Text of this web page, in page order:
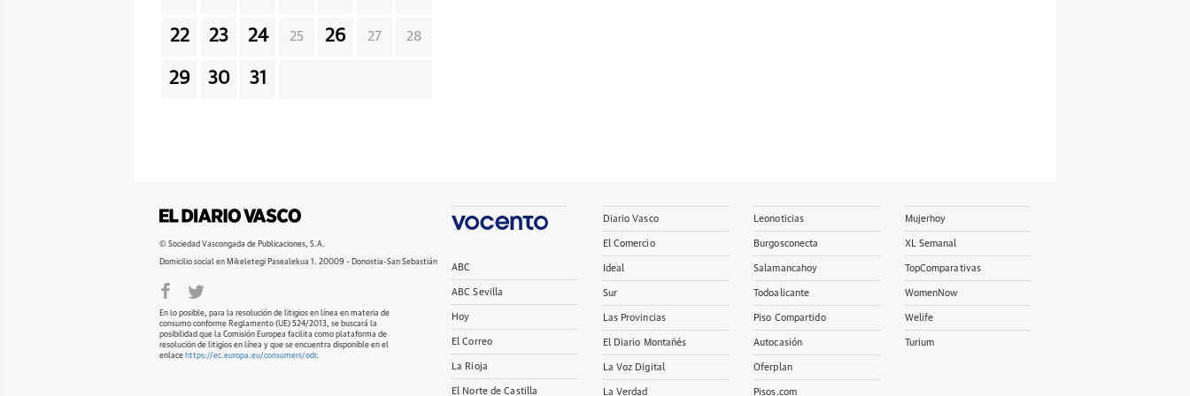
22 23 24 25 26 27 28
29 30 31
© Sociedad Vascongada de Publicaciones, S.A.
Domicilio social en Mikeletegi Pasealekua 1. 20009 - Donostia-San Sebastián
En lo posible, para la resolución de litigios en línea en materia de
consumo conforme Reglamento (UE) 524/2013, se buscará la
posibilidad que la Comisión Europea facilita como plataforma de
resolución de litigios en línea y que se encuentra disponible en el
enlace https://ec.europa.eu/consumers/odr.
ABC
ABC Sevilla
Hoy
El Correo
La Rioja
El Norte de Castilla
Diario Vasco
El Comercio
Ideal
Sur
Las Provincias
El Diario Montañés
La Voz Digital
La Verdad
Leonoticias
Burgosconecta
Salamancahoy
Todoalicante
Piso Compartido
Autocasión
Oferplan
Pisos.com
Mujerhoy
XL Semanal
TopComparativas
WomenNow
Welife
Turium